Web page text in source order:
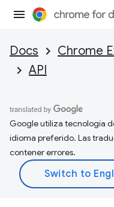
Docs Chrome
API
Google utiliza tecnología
idioma preferido. Las
contener errores.